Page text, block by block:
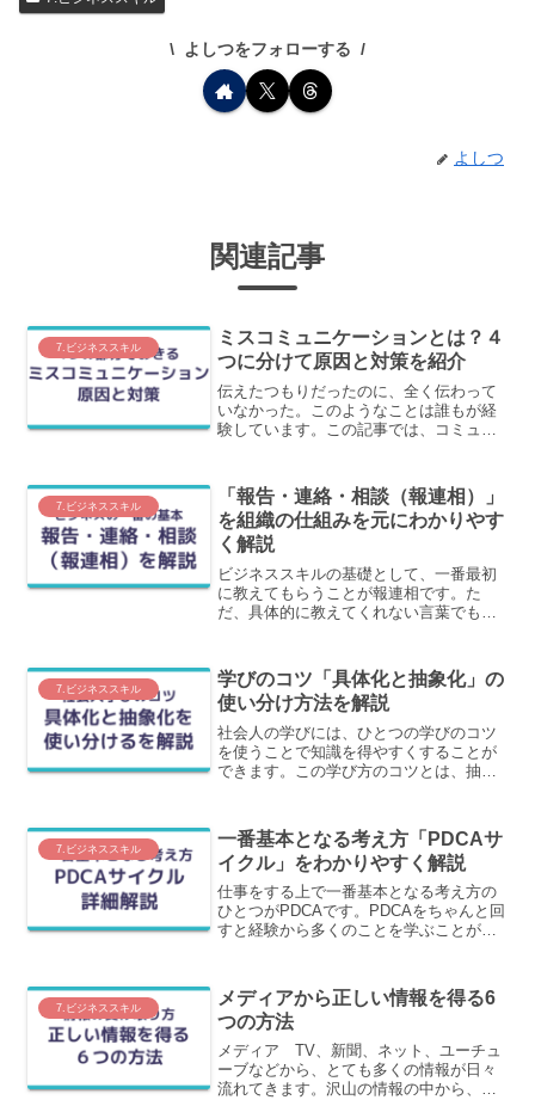
よしつをフォローする
よしつ
関連記事
7.ビジネススキル
ミスコミュニケーションとは？４
つに分けて原因と対策を紹介
伝えたつもりだったのに、全く伝わって
いなかった。このようなことは誰もが経
験しています。この記事では、コミュニ
原因と対策をわかりやすく解説します。
7.ビジネススキル
「報告・連絡・相談（報連相）」
を組織の仕組みを元にわかりやす
く解説
ビジネススキルの基礎として、一番最初
に教えてもらうことが報連相です。た
だ、具体的に教えてくれない言葉でもあ
いう切り口で、なぜ報連相が必要なのか
を解説します。
7.ビジネススキル
学びのコツ「具体化と抽象化」の
使い分け方法を解説
社会人の学びには、ひとつの学びのコツ
を使うことで知識を得やすくすることが
できます。この学び方のコツとは、抽象
わかりやすく解説します。
7.ビジネススキル
一番基本となる考え方「PDCAサ
イクル」をわかりやすく解説
仕事をする上で一番基本となる考え方の
ひとつがPDCAです。PDCAをちゃんと回
すと経験から多くのことを学ぶことがで
7.ビジネススキル
メディアから正しい情報を得る6
つの方法
メディア TV、新聞、ネット、ユーチュ
ーブなどから、とても多くの情報が日々
流れてきます。沢山の情報の中から、ど